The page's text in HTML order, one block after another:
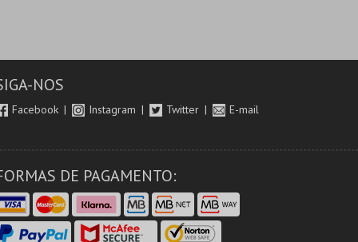
NOS
Facebook Instagram Twitter E-mail
DE PAGAMENTO: